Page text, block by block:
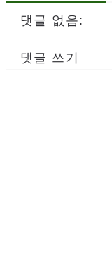
댓글 없음:
댓글 쓰기